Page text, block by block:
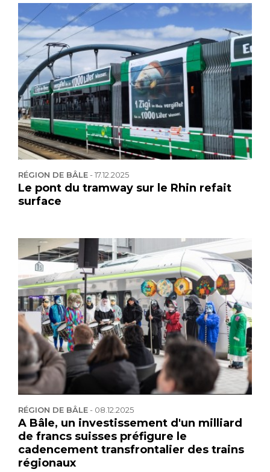
RÉGION DE BÂLE-17.12.2025
Le pont du tramway sur le Rhin refait
surface
RÉGION DE BÂLE- 08.12.2025
A Bâle, un investissement d'un milliard
de francs suisses préfigure le
cadencement transfrontalier des trains
régionaux